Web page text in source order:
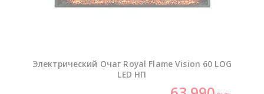
Электрический Очаг Royal Flame Vision 60 LOG
LED НП